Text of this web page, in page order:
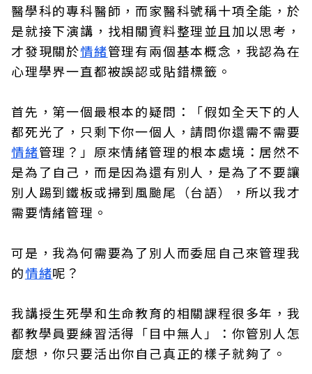
醫學科的專科醫師，而家醫科號稱十項全能，於
是就接下演講，找相關資料整理並且加以思考，
才發現關於情緒管理有兩個基本概念，我認為在
心理學界一直都被誤認或貼錯標籤。
首先，第一個最根本的疑問：「假如全天下的人
都死光了，只剩下你一個人，請問你還需不需要
情緒管理？」原來情緒管理的根本處境：居然不
是為了自己，而是因為還有別人，是為了不要讓
別人踢到鐵板或掃到風颱尾（台語），所以我才
需要情緒管理。
可是，我為何需要為了別人而委屈自己來管理我
的情緒呢？
我講授生死學和生命教育的相關課程很多年，我
都教學員要練習活得「目中無人」：你管別人怎
麼想，你只要活出你自己真正的樣子就夠了。